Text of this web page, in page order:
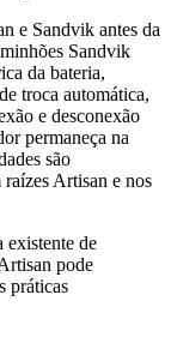
e Sandvik antes da
Sandvik
da bateria,
troca automática,
e desconexão
permaneça na
são
Artisan e nos
existente de
pode
práticas